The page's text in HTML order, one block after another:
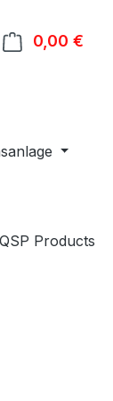
0,00 €
QSP Products